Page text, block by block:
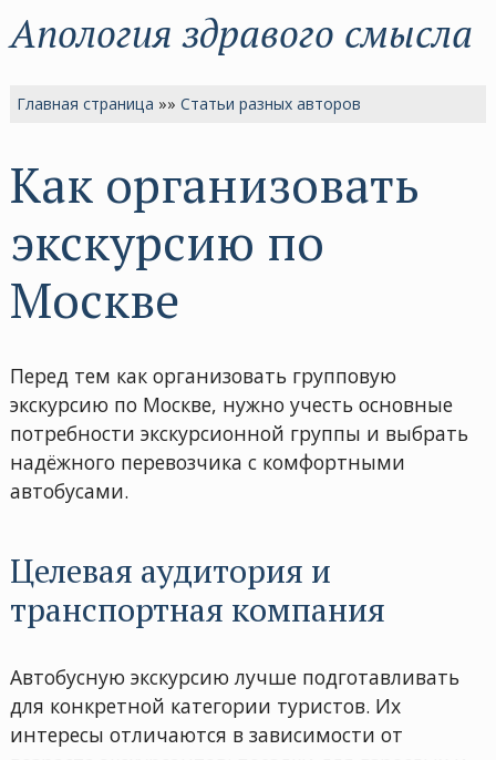
Апология здравого смысла
Главная страница »»Статьи разных авторов
Как организовать
экскурсию по
Москве
Перед тем как организовать групповую
экскурсию по Москве, нужно учесть основные
потребности экскурсионной группы и выбрать
надёжного перевозчика с комфортными
автобусами.
Целевая аудитория и
транспортная компания
Автобусную экскурсию лучше подготавливать
для конкретной категории туристов. Их
интересы отличаются в зависимости от